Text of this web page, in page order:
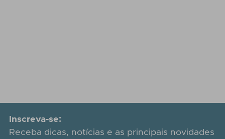
Inscreva-se:
Receba dicas, notícias e as principais novidades